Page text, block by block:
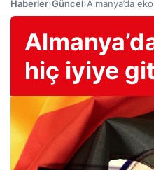
Haberler›Güncel›Almanya’da
hiç iyiye